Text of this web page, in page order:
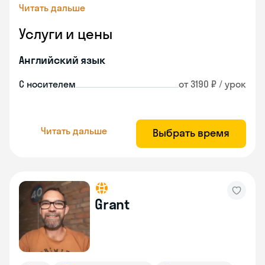
Читать дальше
Услуги и цены
Английский язык
С носителем от 3190 ₽ / урок
Читать дальше Выбрать время
Grant